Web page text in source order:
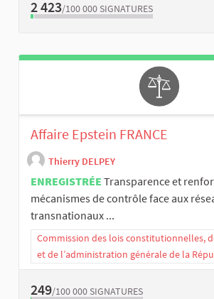
2 423/100 000 SIGNATURES
Affaire Epstein FRANCE
Thierry DELPEY
ENREGISTRÉE Transparence et
mécanismes de contrôle face aux
transnationaux ...
Commission des lois constitutionnelles,
et de l’administration générale de la
249/100 000 SIGNATURES